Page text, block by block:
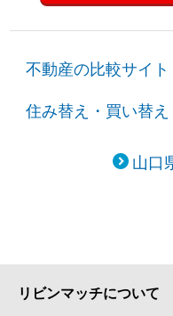
不動産の比較サイ
住み替え・買い替え
山口
リビンマッチについて